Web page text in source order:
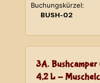
Buchungskürzel:
BUSH-02
3A. Bushcamper
4,2 L -